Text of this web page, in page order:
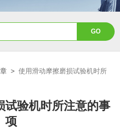
>使用滑动摩擦磨损试验机时所
试验机时所注意的事
项